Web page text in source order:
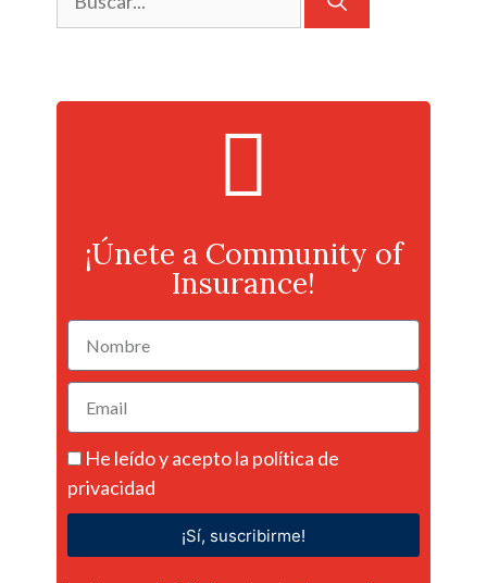
¡Únete a Community of
Insurance!
He leído y acepto la política de
privacidad
¡Sí, suscribirme!